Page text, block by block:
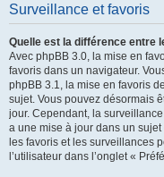
Surveillance et favoris
Quelle est la différence entre
Avec phpBB 3.0, la mise en
favoris dans un navigateur.
phpBB 3.1, la mise en favoris
sujet. Vous pouvez désormais
jour. Cependant, la
a une mise à jour dans un
les favoris et les surveillances
l’utilisateur dans l’onglet «